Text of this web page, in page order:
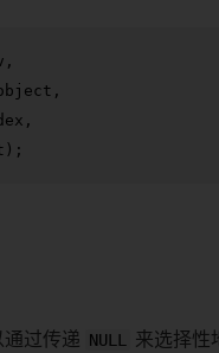
;
通过传递 NULL 来选择性